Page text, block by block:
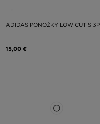
ADIDAS PONOŽKY LOW CUT S 3P
15,00 €